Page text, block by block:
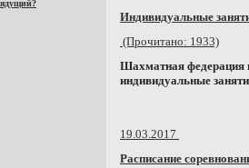
Индивидуальные
(Прочитано: 1933)
Шахматная федерация
индивидуальные
19.03.2017
Расписание